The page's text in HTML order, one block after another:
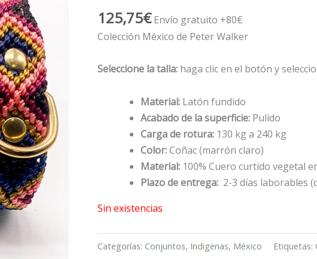
125,75€ Envío gratuito +80€
Colección México de Peter Walker
Seleccione la talla: haga clic en el botón y
Material: Latón fundido
Acabado de la superficie: Pulido
Carga de rotura: 130 kg a 240 kg
Color:Coñac (marrón claro)
Material: 100% Cuero curtido vegetal
Plazo de entrega: 2-3 días laborables
Sin existencias
Categorías: Conjuntos, Indigenas, México Etiquetas: